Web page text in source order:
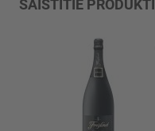
SAISTĪTIE PRODUKTI